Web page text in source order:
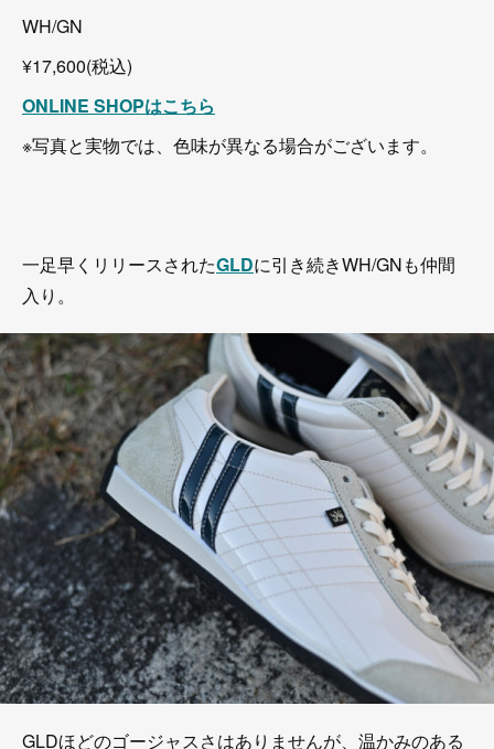
WH/GN
¥17,600(税込)
ONLINE SHOPはこちら
※写真と実物では、色味が異なる場合がございます。
一足早くリリースされたGLDに引き続きWH/GNも仲間
入り。
GLDほどのゴージャスさはありませんが、温かみのある